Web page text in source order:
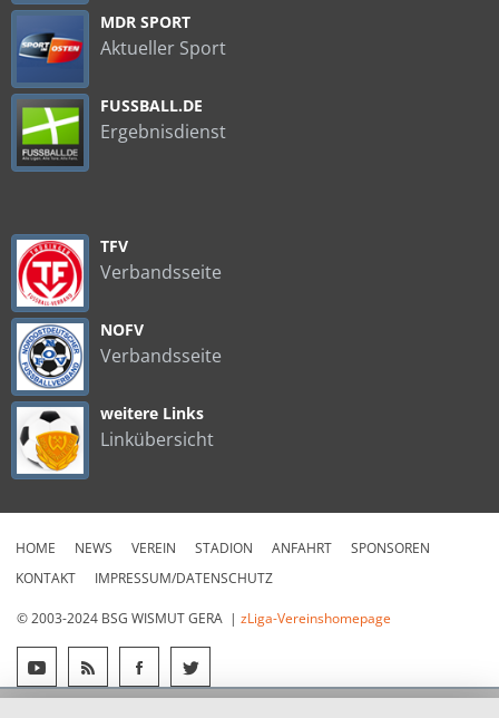
MDR SPORT
Aktueller Sport
FUSSBALL.DE
Ergebnisdienst
TFV
Verbandsseite
NOFV
Verbandsseite
weitere Links
Linkübersicht
HOME NEWS VEREIN STADION ANFAHRT
SPONSOREN
KONTAKT
IMPRESSUM/DATENSCHUTZ
© 2003-2024 BSG WISMUT GERA | zLiga-Vereinshomepage